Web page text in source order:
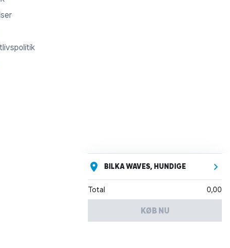
BILKA WAVES, HUNDIGE
Total 0,00
KØB NU